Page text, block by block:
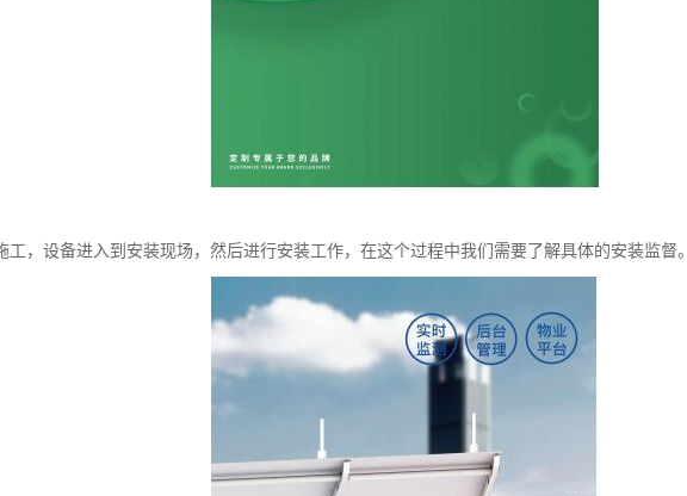
工，设备进入到安装现场，然后进行安装工作，在这个过程中我们需要了解具体的安装监督。